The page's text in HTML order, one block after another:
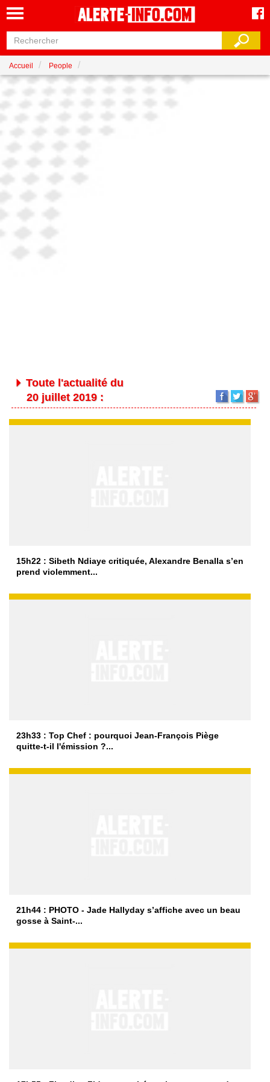
Accueil People
Toute l'actualité du
20 juillet 2019 :
15h22 : Sibeth Ndiaye critiquée, Alexandre Benalla s’en
prend violemment...
23h33 : Top Chef : pourquoi Jean-François Piège
quitte-t-il l'émission ?...
21h44 : PHOTO - Jade Hallyday s’affiche avec un beau
gosse à Saint-...